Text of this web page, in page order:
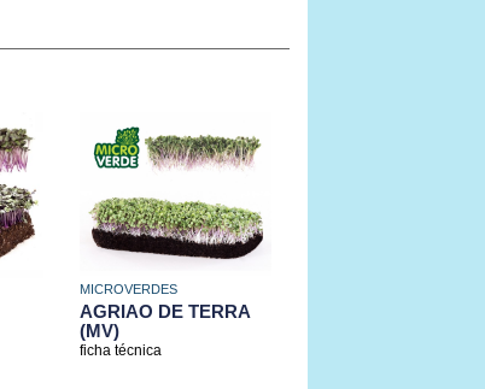
MICROVERDES
AGRIAO DE TERRA
(MV)
ficha técnica